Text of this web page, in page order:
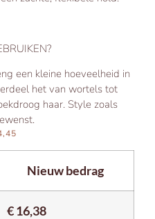
een kleine hoeveelheid in
het van wortels tot
haar. Style zoals
Nieuw bedrag
€16,38